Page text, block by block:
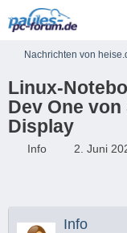
Nachrichten von
Linux-
Dev One
Display
Info 2. Juni
Info